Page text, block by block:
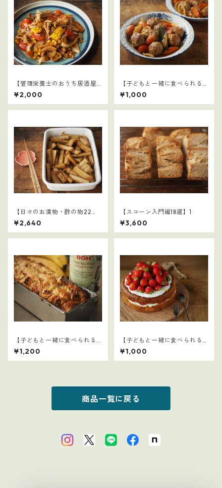
【管理栄養士のおうち居酒屋1
0選】3
¥2,000
【子どもと一緒に食べられる
ごはん】3
¥1,000
【日々のお漬物・酢の物22
選】2
¥2,640
【スコーン入門編18選】1
¥3,600
【子どもと一緒に食べられる
ごはん】12
¥1,200
【子どもと一緒に食べられる
ごはん】21
¥1,000
商品一覧に戻る